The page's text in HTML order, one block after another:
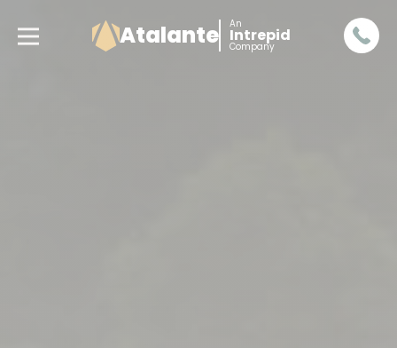
Atalante An
Intrepid
Company